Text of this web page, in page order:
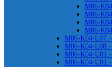
M06-
M06-
M06-
M06-
M06-K04-L07 –
M06-K04-L08
M06-K04-U01
M06-K04-U01